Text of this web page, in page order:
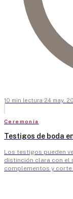
10 min lectura·24 may.
Ceremonia
Testigos de boda
Los testigos pueden
distinción clara con el
complementos y